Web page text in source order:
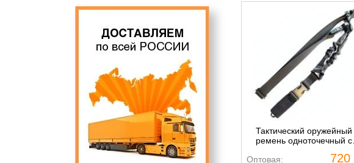
Тактический оружейный
ремень одноточечный с
амортизаторами черный
Оптовая: 720